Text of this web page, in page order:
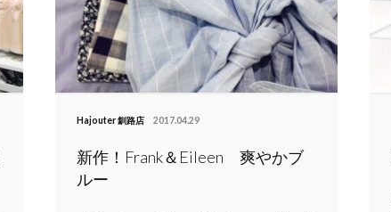
Hajouter 釧路店 2017.04.29
新作！Frank＆Eileen 爽やかブ
ルー